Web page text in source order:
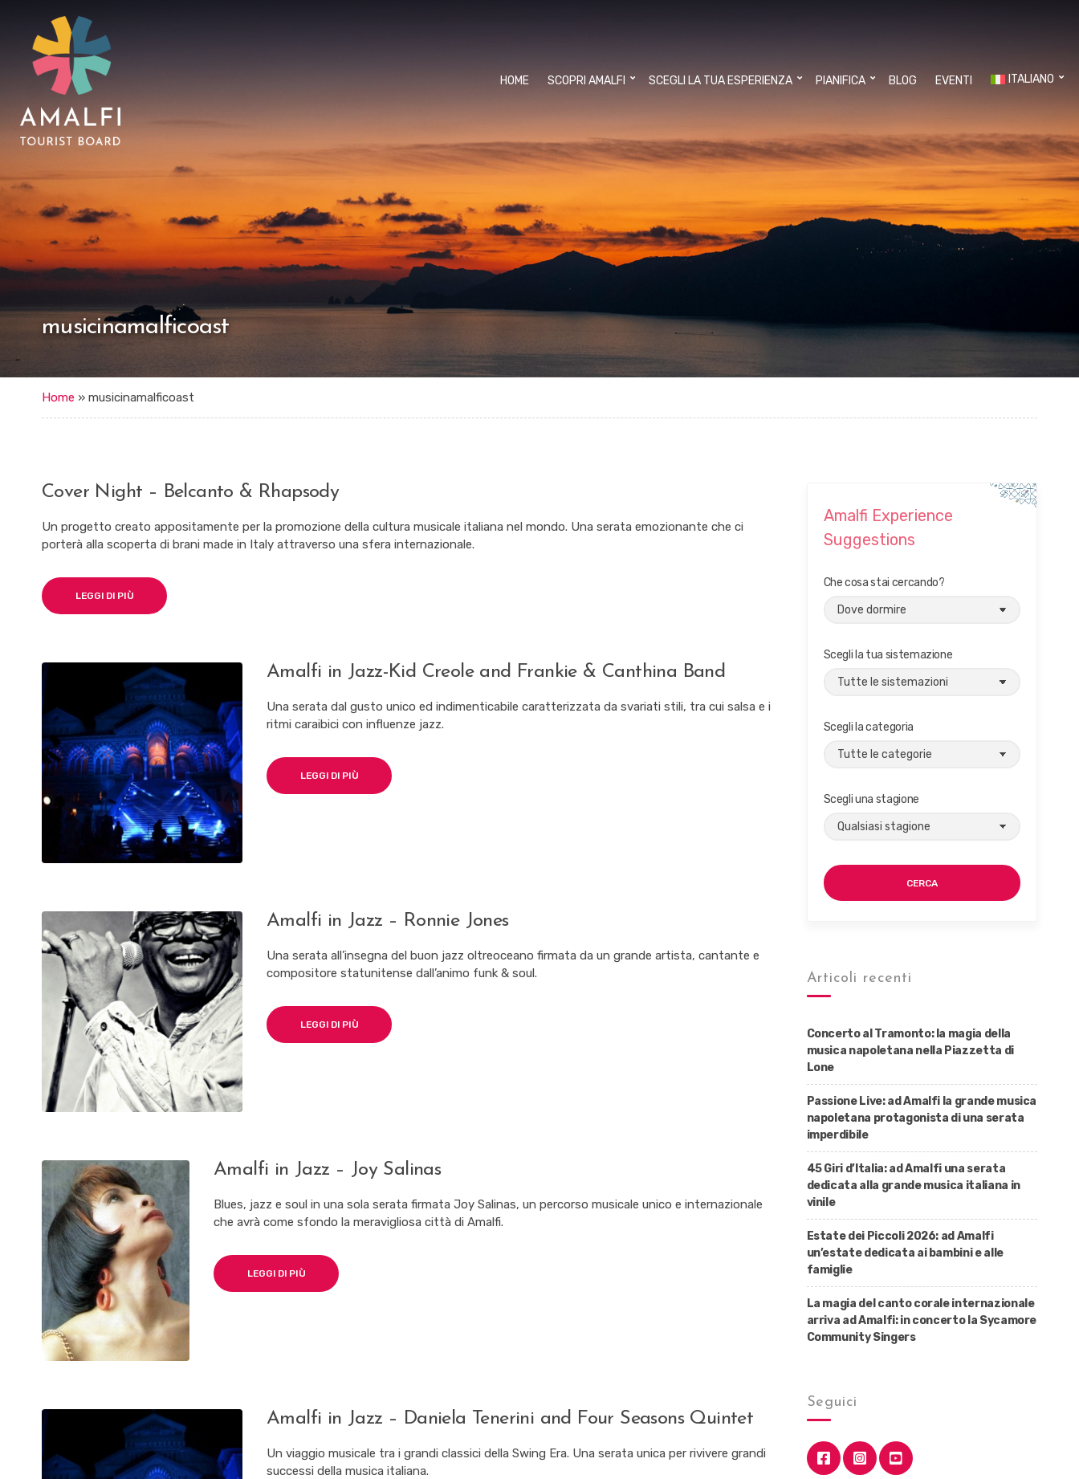
HOME SCOPRI AMALFI SCEGLI LA TUA ESPERIENZA PIANIFICA BLOG EVENTI ITALIANO
musicinamalficoast
Home » musicinamalficoast
Cover Night – Belcanto & Rhapsody
Un progetto creato appositamente per la promozione della cultura musicale italiana nel mondo. Una serata emozionante che ci
porterà alla scoperta di brani made in Italy attraverso una sfera internazionale.
LEGGI DI PIÙ
Amalfi in Jazz-Kid Creole and Frankie & Canthina Band
Una serata dal gusto unico ed indimenticabile caratterizzata da svariati stili, tra cui salsa e i
ritmi caraibici con influenze jazz.
LEGGI DI PIÙ
Amalfi in Jazz – Ronnie Jones
Una serata all’insegna del buon jazz oltreoceano firmata da un grande artista, cantante e
compositore statunitense dall’animo funk & soul.
LEGGI DI PIÙ
Amalfi in Jazz – Joy Salinas
Blues, jazz e soul in una sola serata firmata Joy Salinas, un percorso musicale unico e internazionale
che avrà come sfondo la meravigliosa città di Amalfi.
LEGGI DI PIÙ
Amalfi in Jazz – Daniela Tenerini and Four Seasons Quintet
Un viaggio musicale tra i grandi classici della Swing Era. Una serata unica per rivivere grandi
successi della musica italiana.
Amalfi Experience
Suggestions
Che cosa stai cercando?
Scegli la tua sistemazione
Scegli la categoria
Scegli una stagione
CERCA
Articoli recenti
Concerto al Tramonto: la magia della
musica napoletana nella Piazzetta di
Lone
Passione Live: ad Amalfi la grande musica
napoletana protagonista di una serata
imperdibile
45 Giri d’Italia: ad Amalfi una serata
dedicata alla grande musica italiana in
vinile
Estate dei Piccoli 2026: ad Amalfi
un’estate dedicata ai bambini e alle
famiglie
La magia del canto corale internazionale
arriva ad Amalfi: in concerto la Sycamore
Community Singers
Seguici